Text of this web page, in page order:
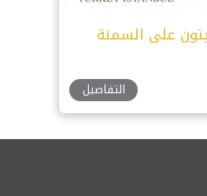
على السمنة
التفاصيل